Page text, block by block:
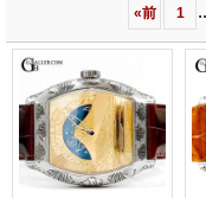
«前 1